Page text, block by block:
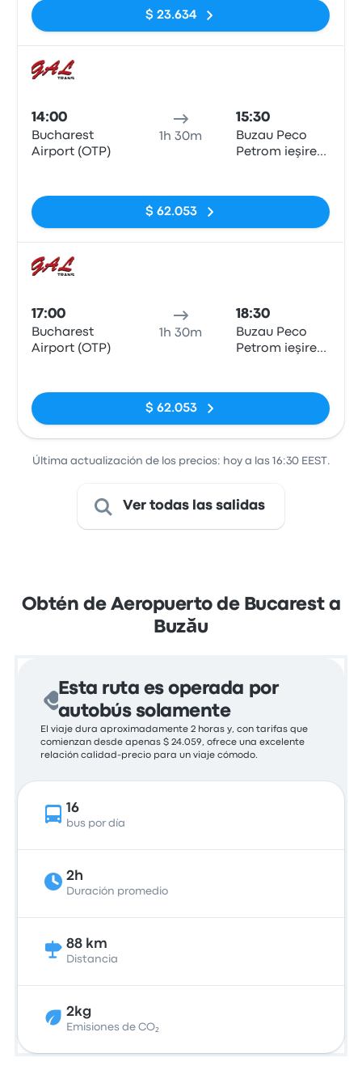
$ 23.634
14:00
Bucharest
Airport (OTP)
1h 30m
15:30
Buzau Peco
Petrom ieşire
$ 62.053
17:00
Bucharest
Airport (OTP)
1h 30m
18:30
Buzau Peco
Petrom ieşire
$ 62.053
Última actualización de los precios: hoy a las 16:30 EEST.
Ver todas las salidas
Obtén de Aeropuerto de Bucarest a
Buzău
Esta ruta es operada por
autobús solamente
El viaje dura aproximadamente 2 horas y, con tarifas que
comienzan desde apenas $ 24.059, ofrece una excelente
relación calidad-precio para un viaje cómodo.
16
bus por día
2h
Duración promedio
88 km
Distancia
2kg
Emisiones de CO₂